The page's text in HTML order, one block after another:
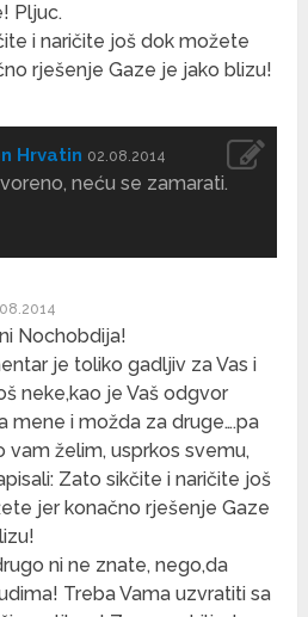
Pljuc.
i naričite još dok možete
rješenje Gaze je jako blizu!
Hrvatin 02.08.2014
neću se zamarati.
Nochobdija!
je toliko gadljiv za Vas i
neke,kao je Vaš odgvor
mene i možda za druge….pa
vam želim, usprkos svemu,
Zato sikčite i naričite još
jer konačno rješenje Gaze
ni ne znate, nego,da
Treba Vama uzvratiti sa